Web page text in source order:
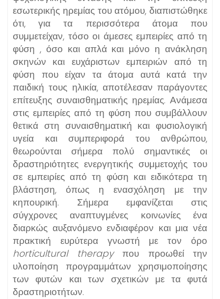
εσωτερικής ηρεμίας του ατόμου, διαπιστώθηκε
ότι, για τα περισσότερα άτομα που
συμμετείχαν, τόσο οι άμεσες εμπειρίες από τη
φύση , όσο και απλά και μόνο η ανάκληση
σκηνών και ευχάριστων εμπειριών από τη
φύση που είχαν τα άτομα αυτά κατά την
παιδική τους ηλικία, αποτέλεσαν παράγοντες
επίτευξης συναισθηματικής ηρεμίας. Ανάμεσα
στις εμπειρίες από τη φύση που συμβάλλουν
θετικά στη συναισθηματική και φυσιολογική
υγεία και συμπεριφορά του ανθρώπου,
θεωρούνται σήμερα πολύ σημαντικές οι
δραστηριότητες ενεργητικής συμμετοχής του
σε εμπειρίες από τη φύση και ειδικότερα τη
βλάστηση, όπως η ενασχόληση με την
κηπουρική. Σήμερα εμφανίζεται στις
σύγχρονες αναπτυγμένες κοινωνίες ένα
διαρκώς αυξανόμενο ενδιαφέρον και μια νέα
πρακτική ευρύτερα γνωστή με τον όρο
horticultural therapy που προωθεί την
υλοποίηση προγραμμάτων χρησιμοποίησης
των φυτών και των σχετικών με τα φυτά
δραστηριοτήτων.